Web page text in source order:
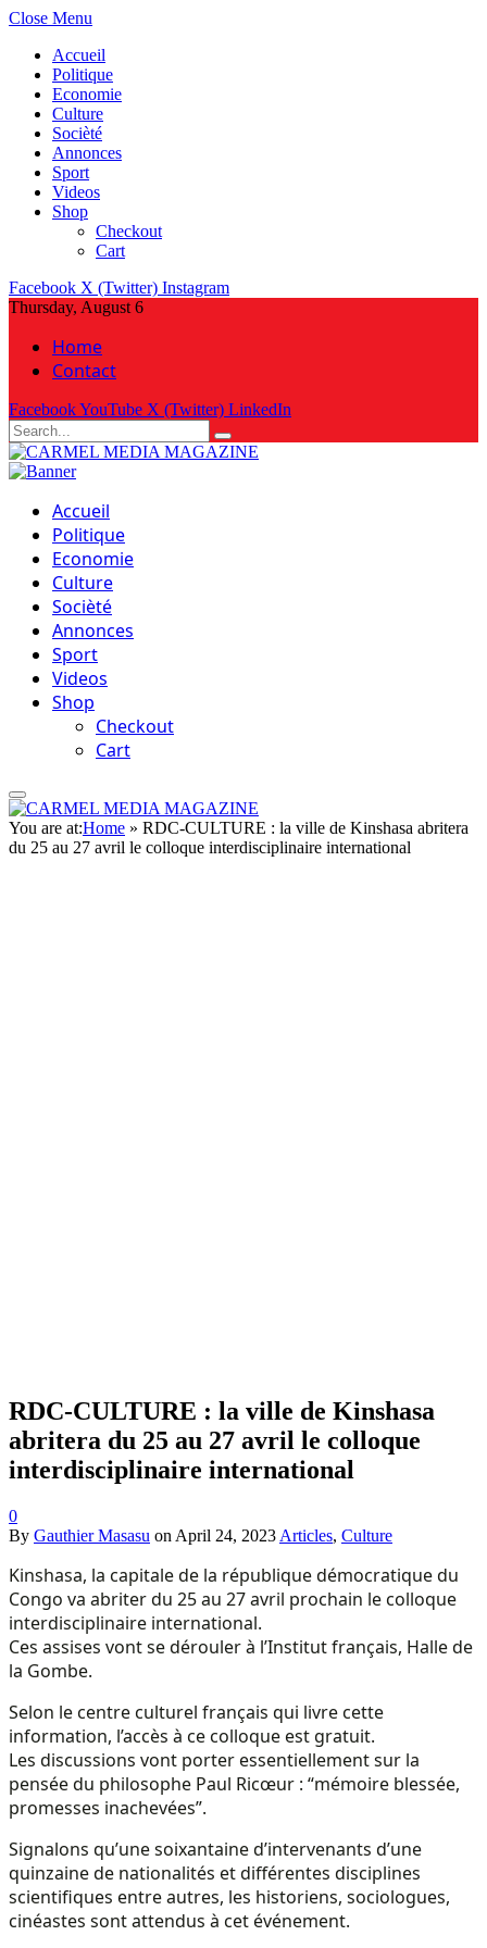
Close Menu
Accueil
Politique
Economie
Culture
Socièté
Annonces
Sport
Videos
Shop
Checkout
Cart
Facebook X (Twitter) Instagram
Thursday, August 6
Home
Contact
FacebookYouTube X (Twitter) LinkedIn
Accueil
Politique
Economie
Culture
Socièté
Annonces
Sport
Videos
Shop
Checkout
Cart
You are at:Home » RDC-CULTURE : la ville de Kinshasa abritera
du 25 au 27 avril le colloque interdisciplinaire international
RDC-CULTURE : la ville de Kinshasa
abritera du 25 au 27 avril le colloque
interdisciplinaire international
0
By Gauthier Masasu on April 24, 2023 Articles, Culture
Kinshasa, la capitale de la république démocratique du
Congo va abriter du 25 au 27 avril prochain le colloque
interdisciplinaire international.
Ces assises vont se dérouler à l’Institut français, Halle de
la Gombe.
Selon le centre culturel français qui livre cette
information, l’accès à ce colloque est gratuit.
Les discussions vont porter essentiellement sur la
pensée du philosophe Paul Ricœur : “mémoire blessée,
promesses inachevées”.
Signalons qu’une soixantaine d’intervenants d’une
quinzaine de nationalités et différentes disciplines
scientifiques entre autres, les historiens, sociologues,
cinéastes sont attendus à cet événement.